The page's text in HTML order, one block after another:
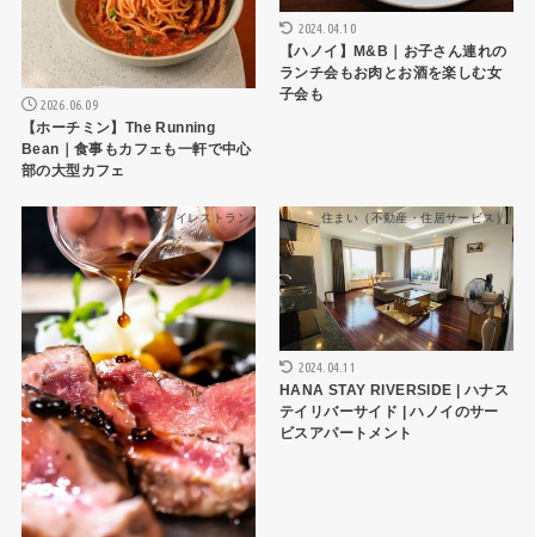
2026.06.09
【ホーチミン】The Running
Bean｜食事もカフェも一軒で中心
部の大型カフェ
2024.04.10
【ハノイ】M&B｜お子さん連れの
ランチ会もお肉とお酒を楽しむ女
子会も
ハノイレストラン 住まい（不動産・住居サービス）
2024.04.11
HANA STAY RIVERSIDE | ハナス
テイリバーサイド | ハノイのサー
ビスアパートメント